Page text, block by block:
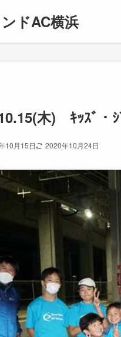
ドAC横浜
木) ｷｯｽﾞ・
10月15日 2020年10月24日